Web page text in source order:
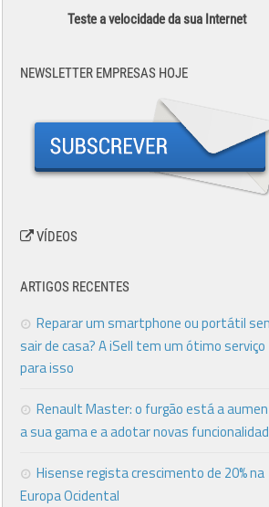
Teste a velocidade da sua Internet
NEWSLETTER EMPRESAS HOJE
VÍDEOS
ARTIGOS RECENTES
Reparar um smartphone ou portátil
sair de casa? A iSell tem um ótimo serviço
para isso
Renault Master: o furgão está a
a sua gama e a adotar novas
Hisense regista crescimento de 20% na
Europa Ocidental